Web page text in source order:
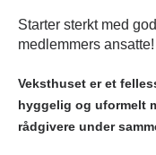
Starter sterkt med
medlemmers ansatte!
Veksthuset er et
hyggelig og uformelt
rådgivere under